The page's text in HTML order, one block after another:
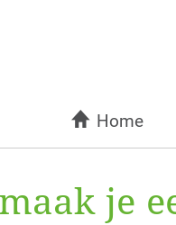
Home
je